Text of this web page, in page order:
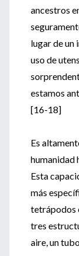
ancestros
lugar de
uso de
estamos
[16-18]
Es
humanidad
Esta
más
tetrápodos
tres
aire, un